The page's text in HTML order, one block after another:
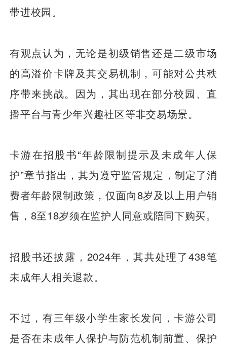
带进校园。
有观点认为，无论是初级销售还是二级市场
的高溢价卡牌及其交易机制，可能对公共秩
序带来挑战。因为，其出现在部分校园、直
播平台与青少年兴趣社区等非交易场景。
卡游在招股书“年龄限制提示及未成年人保
护”章节指出，其为遵守监管规定，制定了消
费者年龄限制政策，仅面向8岁及以上用户销
售，8至18岁须在监护人同意或陪同下购买。
招股书还披露，2024年，其共处理了438笔
未成年人相关退款。
不过，有三年级小学生家长发问，卡游公司
是否在未成年人保护与防范机制前置、保护